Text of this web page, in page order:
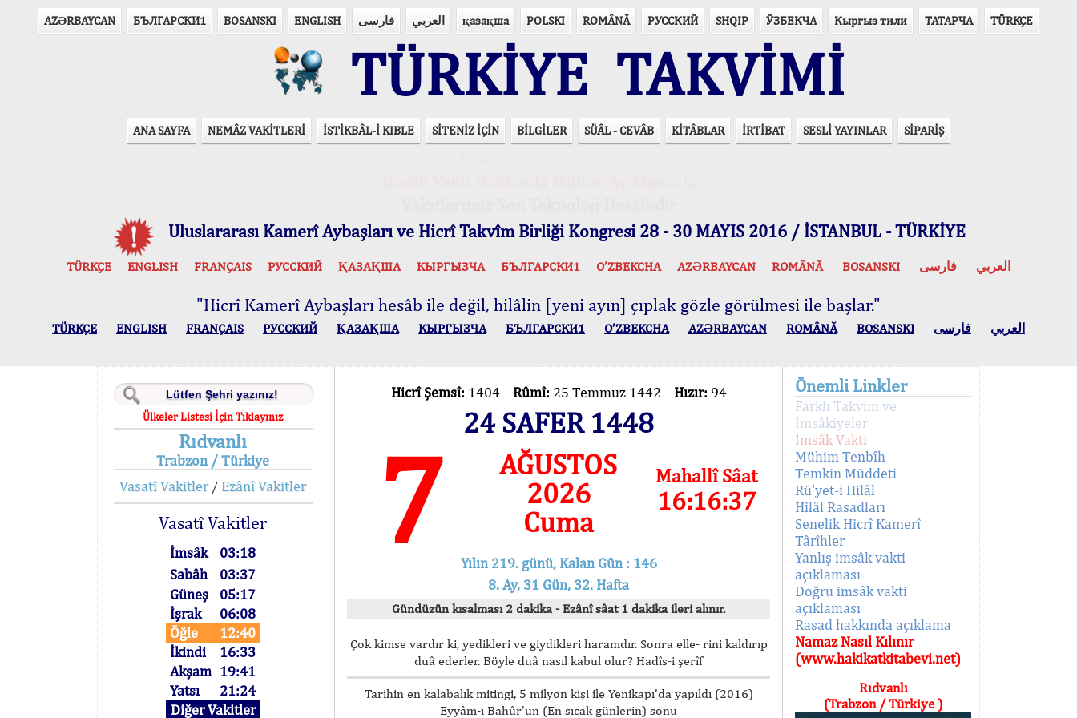
AZӘRBAYCAN БЪЛГАРСКИ1 BOSANSKI ENGLISH فارسی العربي қазақша POLSKI ROMÂNĂ РУССКИЙ SHQIP ЎЗБЕКЧА Кыргыз тили ТАТАРЧА TÜRKÇE
TÜRKİYE TAKVİMİ
ANA SAYFA NEMÂZ VAKİTLERİ İSTİKBÂL-İ KIBLE SİTENİZ İÇİN BİLGİLER SÜÂL - CEVÂB KİTÂBLAR İRTİBAT SESLİ YAYINLAR SİPARİŞ
Uluslararası Kamerî Aybaşları ve Hicrî Takvîm Birliği Kongresi 28 - 30 MAYIS 2016 / İSTANBUL - TÜRKİYE
TÜRKÇE ENGLISH FRANÇAIS РУССКИЙ ҚАЗАҚША КЫPГЫЗЧA БЪЛГАРСКИ1 O’ZBEKCHA AZӘRBAYCAN ROMÂNĂ BOSANSKI العربي فارسی
"Hicrî Kamerî Aybaşları hesâb ile değil, hilâlin [yeni ayın] çıplak gözle görülmesi ile başlar."
TÜRKÇE ENGLISH FRANÇAIS РУССКИЙ ҚАЗАҚША КЫPГЫЗЧA БЪЛГАРСКИ1 O’ZBEKCHA AZӘRBAYCAN ROMÂNĂ BOSANSKI العربي فارسی
Ülkeler Listesi İçin Tıklayınız
Rıdvanlı
Trabzon / Türkiye
Vasatî Vakitler/ Ezânî Vakitler
Vasatî Vakitler
İmsâk
03:18
Sabâh
03:37
Güneş
05:17
İşrak
06:08
Öğle
12:40
İkindi
16:33
Akşam 19:41
Yatsı
21:24
Diğer Vakitler
Hicrî Şemsî: 1404 Rûmî: 25 Temmuz 1442 Hızır: 94
24 SAFER 1448
7
AĞUSTOS
2026
Cuma
Mahallî Sâat
16:16:37
Yılın 219. günü, Kalan Gün : 146
8. Ay, 31 Gün, 32. Hafta
Gündüzün kısalması 2 dakika - Ezânî sâat 1 dakika ileri alınır.
Çok kimse vardır ki, yedikleri ve giydikleri haramdır. Sonra elle- rini kaldırıp
duâ ederler. Böyle duâ nasıl kabul olur? Hadîs-i şerîf
Tarihin en kalabalık mitingi, 5 milyon kişi ile Yenikapı’da yapıldı (2016)
Eyyâm-ı Bahûr’un (En sıcak günlerin) sonu
Önemli Linkler
Farklı Takvim ve
İmsâkiyeler
İmsâk Vakti
Mühim Tenbîh
Temkin Müddeti
Rü'yet-i Hilâl
Hilâl Rasadları
Senelik Hicrî Kamerî
Târîhler
Yanlış imsâk vakti
açıklaması
Doğru imsâk vakti
açıklaması
Rasad hakkında açıklama
Namaz Nasıl Kılınır
(www.hakikatkitabevi.net)
Rıdvanlı
(Trabzon / Türkiye )